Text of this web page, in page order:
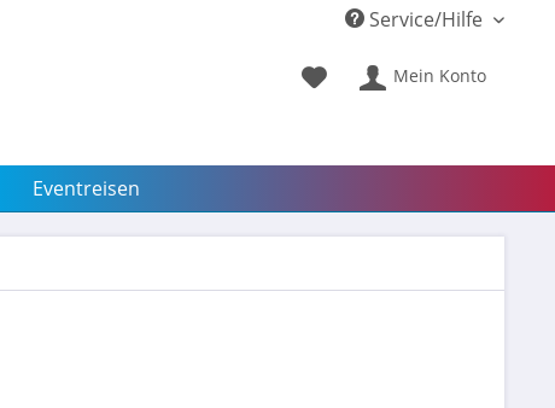
Service/Hilfe
Mein Konto
Eventreisen